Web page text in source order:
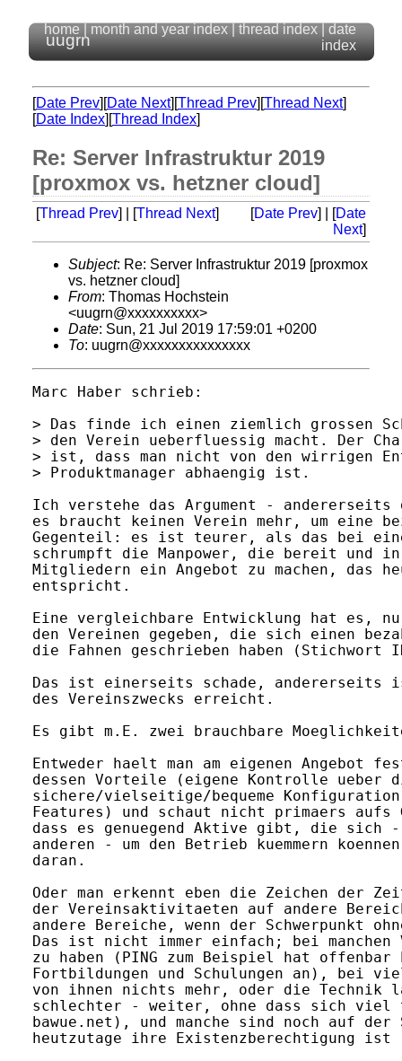
uugrn
home month and year index thread index
date
index
[Date Prev][Date Next][Thread Prev][Thread Next]
[Date Index][Thread Index]
Re: Server Infrastruktur 2019
[proxmox vs. hetzner cloud]
[Thread Prev] | [Thread Next] [Date Prev] | [Date
Next]
Subject: Re: Server Infrastruktur 2019 [proxmox
vs. hetzner cloud]
From: Thomas Hochstein
<uugrn@xxxxxxxxxx>
Date: Sun, 21 Jul 2019 17:59:01 +0200
To: uugrn@xxxxxxxxxxxxxxx
Marc Haber schrieb:
> Das finde ich einen ziemlich grossen
> den Verein ueberfluessig macht. Der
> ist, dass man nicht von den wirrigen
> Produktmanager abhaengig ist.
Ich verstehe das Argument -
es braucht keinen Verein mehr, um eine
Gegenteil: es ist teurer, als das bei
schrumpft die Manpower, die bereit und
Mitgliedern ein Angebot zu machen, das
entspricht.
Eine vergleichbare Entwicklung hat es,
den Vereinen gegeben, die sich einen
die Fahnen geschrieben haben (Stichwort
Das ist einerseits schade, andererseits
des Vereinszwecks erreicht.
Es gibt m.E. zwei brauchbare
Entweder haelt man am eigenen Angebot
dessen Vorteile (eigene Kontrolle ueber
sichere/vielseitige/bequeme
Features) und schaut nicht primaers
dass es genuegend Aktive gibt, die sich
anderen - um den Betrieb kuemmern
daran.
Oder man erkennt eben die Zeichen der
der Vereinsaktivitaeten auf andere
andere Bereiche, wenn der Schwerpunkt
Das ist nicht immer einfach; bei manchen
zu haben (PING zum Beispiel hat
Fortbildungen und Schulungen an), bei
von ihnen nichts mehr, oder die Technik
schlechter - weiter, ohne dass sich viel
bawue.net), und manche sind noch auf
heutzutage ihre Existenzberechtigung ist